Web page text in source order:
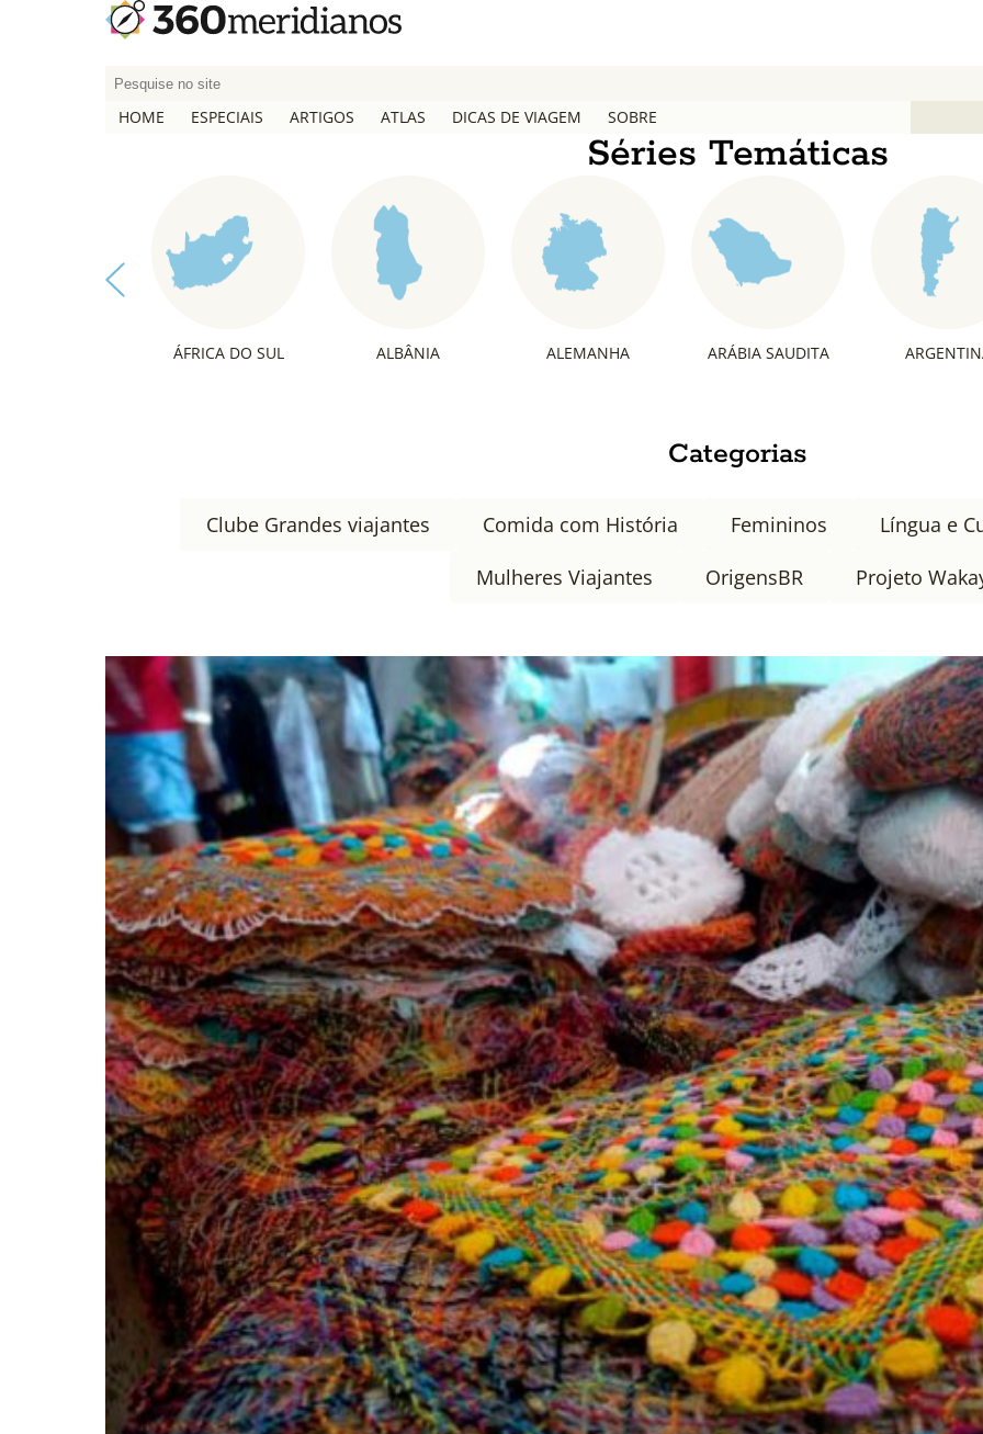
P
r
HOME ESPECIAIS ARTIGOS ATLAS DICAS DE VIAGEM SOBRE
Séries Temáticas
ÁFRICA DO SUL ALBÂNIA ALEMANHA ARÁBIA SAUDITA
Categorias
Clube Grandes viajantes Comida com História Femininos
Língua e
Mulheres Viajantes
OrigensBR Projeto